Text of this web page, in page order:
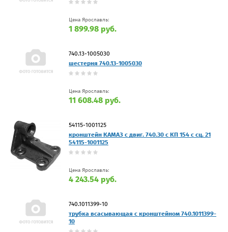
Цена Ярославль:
1 899.98 руб.
740.13-1005030
шестерня 740.13-1005030
Цена Ярославль:
11 608.48 руб.
54115-1001125
кронштейн КАМАЗ с двиг. 740.30 с КП 154 с сц. 21
54115-1001125
Цена Ярославль:
4 243.54 руб.
740.1011399-10
трубка всасывающая с кронштейном 740.1011399-
10